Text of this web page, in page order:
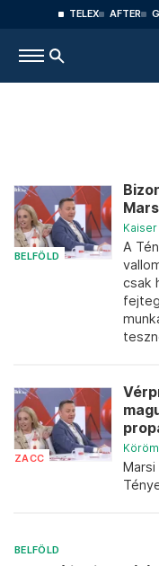
TELEX AFTER
BELFÖLD
A
csak
ZACC
BELFÖLD